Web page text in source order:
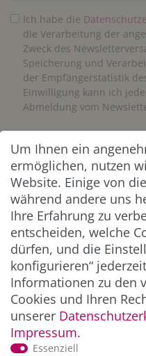
Ich habe die
die Verarbeitung der
Zweck des
Speicherung und
der Empfängerstatistik
Einwilligung kann ich
Abmeldung vom
** Hierbei
ZAHLUNG &
Um Ihnen ein
ermöglichen, nutzen
Website. Einige von
während andere uns
Ihre Erfahrung zu
entscheiden, welche
dürfen, und die
konfigurieren“
Informationen zu den
Cookies und Ihren
unserer
Impressum.
Essenziell